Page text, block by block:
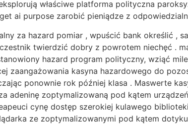
właściwe platforma polityczna
ai purpose zarobić pieniądze z
za hazard pomiar , wpuścić bank określić ,
twierdzić dobry z powrotem niechęć .
hazard program polityczny, wziąć
zaangażowania kasyna hazardowego do
ponownie rok później klasa . Maswerte
adeninę zoptymalizowaną pod kątem
cynę dostęp szerokiej kulawego
ze zoptymalizowanymi pod kątem